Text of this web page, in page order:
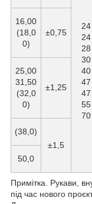
24
24
28
30
40
47
47
55
70
16,00
(18,0
0)
±0,75
25,00
31,50
(32,0
0)
±1,25
(38,0)
±1,5
50,0
Примітка. Рукави,
під час нового